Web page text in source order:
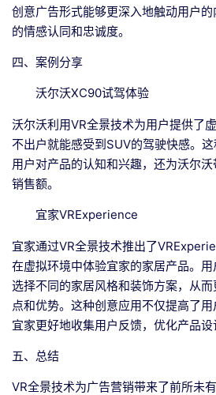
创意广告形式能够更深入地触动用户
的情感认同和忠诚度。
四、案例分享
沃尔沃XC90试驾体验
沃尔沃利用VR全景技术为用户提供了
不出户就能感受到SUV的驾驶快感。
用户对产品的认知和兴趣，还为沃尔
销售额。
宜家VRExperience
宜家通过VR全景技术推出了
在虚拟环境中体验宜家的家居产品。
选择不同的家居风格和装饰方案，从
点和优势。这种创意应用不仅提高了
宜家更好地收集用户反馈，优化产品设
五、总结
VR全景技术为广告营销带来了前所未